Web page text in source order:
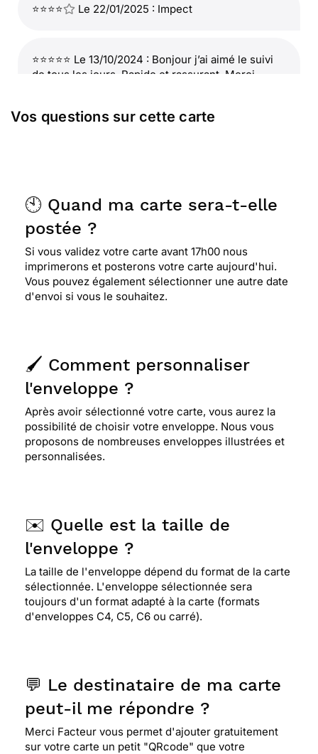
⭐⭐⭐⭐ Le 22/01/2025 : Impect
⭐⭐⭐⭐⭐ Le 13/10/2024 : Bonjour j’ai aimé le suivi
de tous les jours. Rapide et rassurant. Merci
j'envoie mes courriers par Merci Facteur et
toujours impeccable.
⭐⭐⭐⭐
Le 14/02/2024 : Super sympa et chic
mais un problème pour ouvrir mon compte car il
ne reconnaît pas mon mot de passe et cela est
énervant !! je suis obligée de faire mot de passe
oublié pour ouvrir mon comte !!! merci de
résoudre ce problème ! cordialement
⭐⭐⭐⭐⭐ Le 03/11/2023 : Très pratique et envoi
rapide
⭐⭐⭐⭐ Le 21/07/2023 : Site facile d'utilisation.
Vos questions sur cette carte
🕙 Quand ma carte sera-t-elle
postée ?
Si vous validez votre carte avant 17h00 nous
imprimerons et posterons votre carte aujourd'hui.
Vous pouvez également sélectionner une autre date
d'envoi si vous le souhaitez.
🖌️ Comment personnaliser
l'enveloppe ?
Après avoir sélectionné votre carte, vous aurez la
possibilité de choisir votre enveloppe. Nous vous
proposons de nombreuses enveloppes illustrées et
personnalisées.
✉️ Quelle est la taille de
l'enveloppe ?
La taille de l'enveloppe dépend du format de la carte
sélectionnée. L'enveloppe sélectionnée sera
toujours d'un format adapté à la carte (formats
d'enveloppes C4, C5, C6 ou carré).
💬 Le destinataire de ma carte
peut-il me répondre ?
Merci Facteur vous permet d'ajouter gratuitement
sur votre carte un petit "QRcode" que votre